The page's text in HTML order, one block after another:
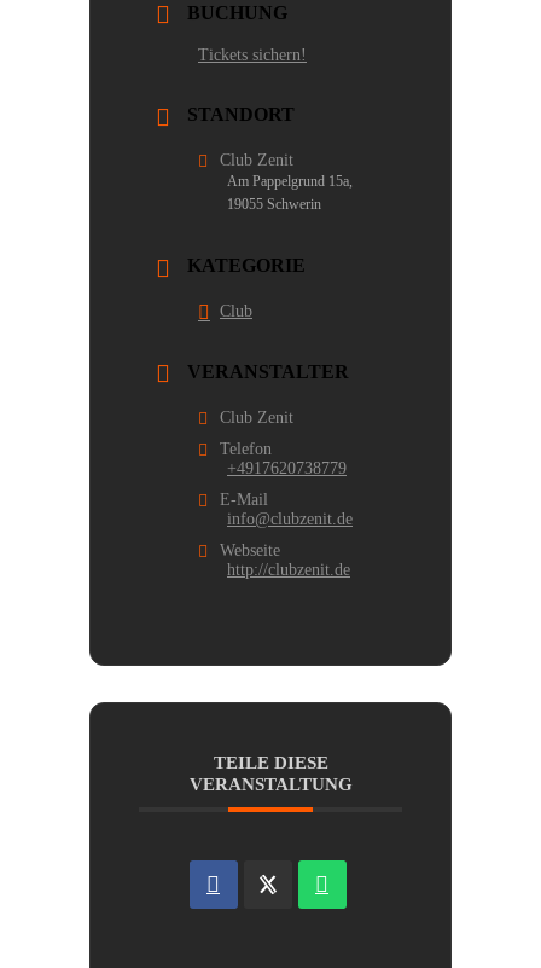
BUCHUNG
Tickets sichern!
STANDORT
Club Zenit
Am Pappelgrund 15a,
19055 Schwerin
KATEGORIE
Club
VERANSTALTER
Club Zenit
Telefon
+4917620738779
E-Mail
info@clubzenit.de
Webseite
http://clubzenit.de
TEILE DIESE
VERANSTALTUNG